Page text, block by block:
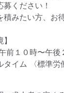
ください！
みたい方、お
前１０時〜午
タイム 〈標準労